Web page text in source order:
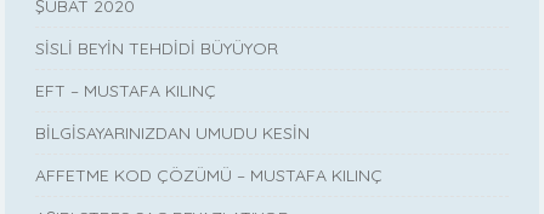
ŞUBAT 2020
SİSLİ BEYİN TEHDİDİ BÜYÜYOR
EFT – MUSTAFA KILINÇ
BİLGİSAYARINIZDAN UMUDU KESİN
AFFETME KOD ÇÖZÜMÜ – MUSTAFA KILINÇ